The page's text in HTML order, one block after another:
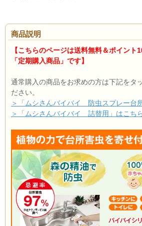
商品説明
【こちらのページは送料無料＆ポイント
「定期購入商品」です】
通常購入の商品をお求めの方は下記をタ
ださい。
＞「ムシさんバイバイ 防虫スプレー台
＞「ムシさんバイバイ 詰替用」はこち